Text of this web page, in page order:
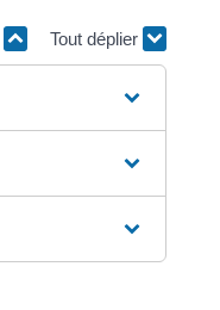
Tout déplier